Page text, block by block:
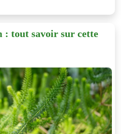
: tout savoir sur cette